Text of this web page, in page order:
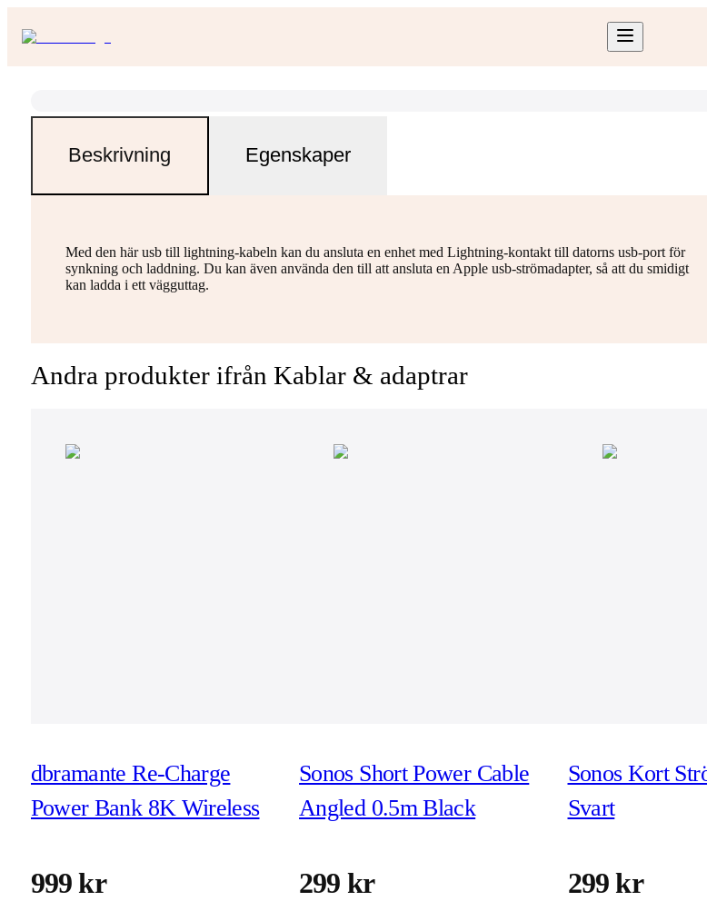
Beskrivning Egenskaper
Med den här usb till lightning-kabeln kan du ansluta en enhet med Lightning-kontakt till datorns usb-port för
synkning och laddning. Du kan även använda den till att ansluta en Apple usb-strömadapter, så att du smidigt
kan ladda i ett vägguttag.
Andra produkter ifrån Kablar & adaptrar
dbramante Re-Charge
Power Bank 8K Wireless
999 kr
Sonos Short Power Cable
Angled 0.5m Black
299 kr
Sonos Kort
Svart
299 kr